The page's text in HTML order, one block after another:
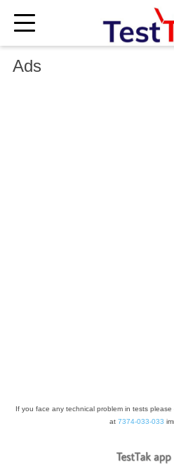
Ads
If you face any technical problem in tests
at 7374-033-033
×